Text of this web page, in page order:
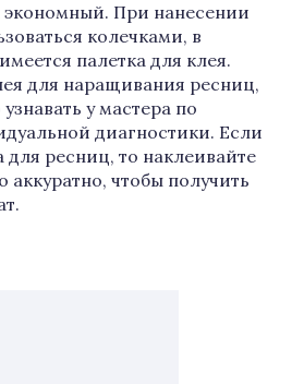
экономный. При нанесении
колечками, в
палетка для клея.
для наращивания ресниц,
у мастера по
диагностики. Если
для ресниц, то наклеивайте
аккуратно, чтобы получить